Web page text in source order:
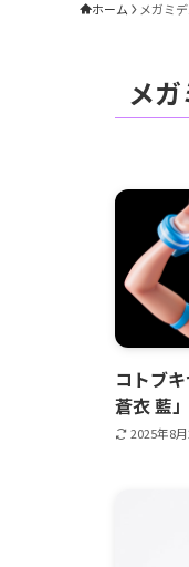
ホーム メガミ
メ
コトブ
蒼衣 藍
2025年8